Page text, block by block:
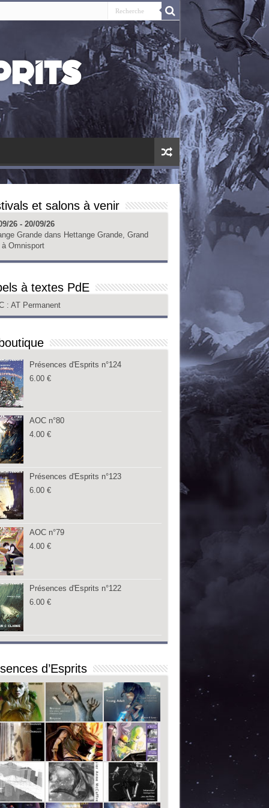
et salons à venir
26 - 20/09/26
Grande dans Hettange Grande, Grand
à Omnisport
à textes PdE
: AT Permanent
Présences d'Esprits n°124
6.00 €
AOC n°80
4.00 €
Présences d'Esprits n°123
6.00 €
AOC n°79
4.00 €
Présences d'Esprits n°122
6.00 €
d’Esprits